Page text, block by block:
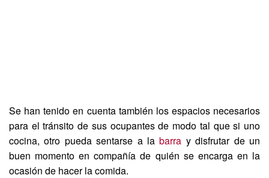
Se han tenido en cuenta también los espacios necesarios
para el tránsito de sus ocupantes de modo tal que si uno
cocina, otro pueda sentarse a labarra y disfrutar de un
buen momento en compañía de quién se encarga en la
ocasión de hacer la comida.